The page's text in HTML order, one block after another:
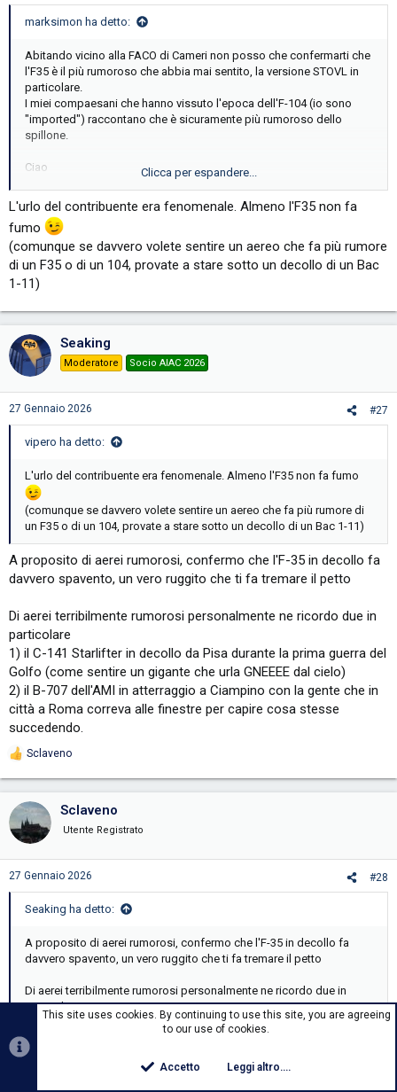
marksimon ha detto:
Abitando vicino alla FACO di Cameri non posso che confermarti che
l'F35 è il più rumoroso che abbia mai sentito, la versione STOVL in
particolare.
I miei compaesani che hanno vissuto l'epoca dell'F-104 (io sono
"imported") raccontano che è sicuramente più rumoroso dello
spillone.
Ciao
Clicca per espandere...
L'urlo del contribuente era fenomenale. Almeno l'F35 non fa
fumo
(comunque se davvero volete sentire un aereo che fa più rumore
di un F35 o di un 104, provate a stare sotto un decollo di un Bac
1-11)
Seaking
Moderatore Socio AIAC 2026
27 Gennaio 2026 #27
vipero ha detto:
L'urlo del contribuente era fenomenale. Almeno l'F35 non fa fumo
(comunque se davvero volete sentire un aereo che fa più rumore di
un F35 o di un 104, provate a stare sotto un decollo di un Bac 1-11)
A proposito di aerei rumorosi, confermo che l'F-35 in decollo fa
davvero spavento, un vero ruggito che ti fa tremare il petto
Di aerei terribilmente rumorosi personalmente ne ricordo due in
particolare
1) il C-141 Starlifter in decollo da Pisa durante la prima guerra del
Golfo (come sentire un gigante che urla GNEEEE dal cielo)
2) il B-707 dell'AMI in atterraggio a Ciampino con la gente che in
città a Roma correva alle finestre per capire cosa stesse
succedendo.
R
t
i
n
s
Sclaveno
Sclaveno
Utente Registrato
27 Gennaio 2026 #28
Seaking ha detto:
A proposito di aerei rumorosi, confermo che l'F-35 in decollo fa
davvero spavento, un vero ruggito che ti fa tremare il petto
Di aerei terribilmente rumorosi personalmente ne ricordo due in
particolare
1) il C-141 Starlifter in decollo da Pisa durante la prima guerra del
Golfo (come sentire un gigante che urla GNEEEE dal cielo)
2) il B-707 dell'AMI in atterraggio a Ciampino con la gente che in città
a Roma correva alle finestre per capire cosa stesse succedendo.
Clicca per espandere...
This site uses cookies. By continuing to use this site, you are agreeing
to our use of cookies.
Accetto Leggi altro....